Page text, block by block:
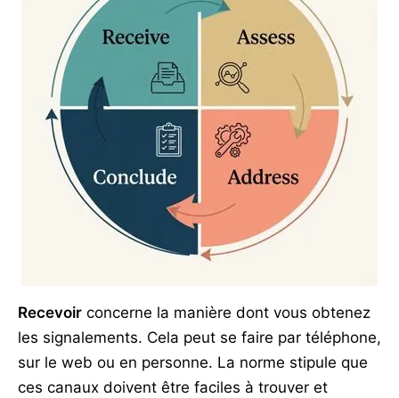
Recevoir concerne la manière dont vous obtenez
les signalements. Cela peut se faire par téléphone,
sur le web ou en personne. La norme stipule que
ces canaux doivent être faciles à trouver et